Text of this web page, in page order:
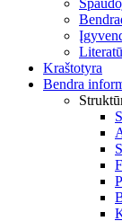
Kraštotyra
Bendra